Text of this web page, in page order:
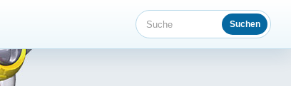
Suche Suchen